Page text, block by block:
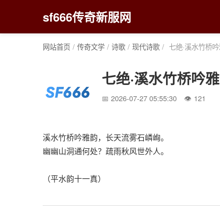
sf666传奇新服网
网站首页 / 传奇文学 / 诗歌 / 现代诗歌 / 七绝·溪水竹桥
七绝·溪水竹桥吟
2026-07-27 05:55:30 121
溪水竹桥吟雅韵，长天流雾石嶙峋。
幽幽山洞通何处？疏雨秋风世外人。
（平水韵十一真）